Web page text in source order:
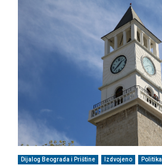
Dijalog Beograda i Prištine Izdvojeno Politika